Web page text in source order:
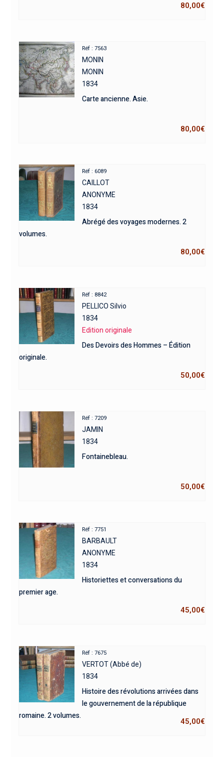
80,00€
Réf : 7563
MONIN
MONIN
1834
Carte ancienne. Asie.
80,00€
Réf : 6089
CAILLOT
ANONYME
1834
Abrégé des voyages modernes. 2
volumes.
80,00€
Réf : 8842
PELLICO Silvio
1834
Edition originale
Des Devoirs des Hommes – Édition
originale.
50,00€
Réf : 7209
JAMIN
1834
Fontainebleau.
50,00€
Réf : 7751
BARBAULT
ANONYME
1834
Historiettes et conversations du
premier age.
45,00€
Réf : 7675
VERTOT (Abbé de)
1834
Histoire des révolutions arrivées dans
le gouvernement de la république
romaine. 2 volumes.
45,00€